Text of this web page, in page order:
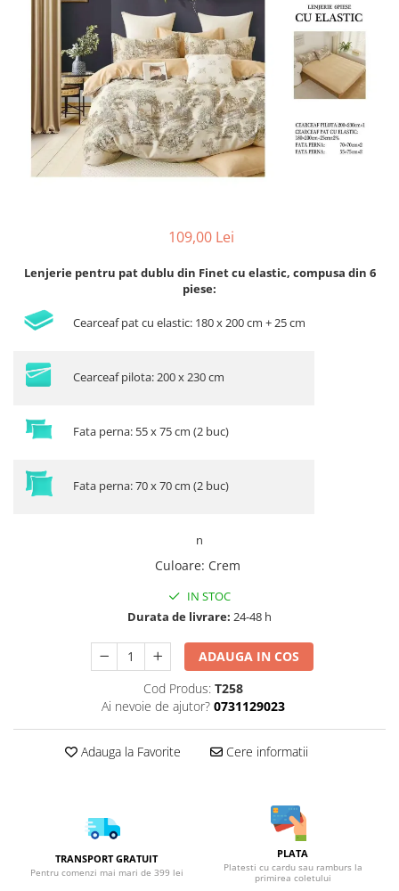
Lenjerii de pat Bumbac Poplin
Lenjerii de pat Catifea
Lenjerii de pat Damasc
Lenjerii de pat Finet + 2 Draperii
Lenjerii de pat Finet cu PLIURI
Lenjerii de pat finet Home
109,00 Lei
Lenjerie pentru pat dublu din Finet cu elastic, compusa din 6
piese:
Cearceaf pat cu elastic: 180 x 200 cm + 25 cm
Cearceaf pilota: 200 x 230 cm
Fata perna: 55 x 75 cm (2 buc)
Fata perna: 70 x 70 cm (2 buc)
n
Culoare: Crem
IN STOC
Durata de livrare: 24-48 h
ADAUGA IN COS
Cod Produs: T258
Ai nevoie de ajutor? 0731129023
Adauga la Favorite Cere informatii
TRANSPORT GRATUIT
Pentru comenzi mai mari de 399 lei
PLATA
Platesti cu cardu sau ramburs la
primirea coletului